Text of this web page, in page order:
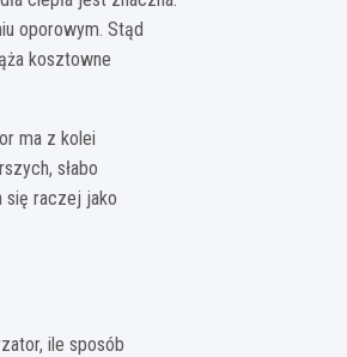
oporowym. Stąd
kosztowne
ma z kolei
słabo
się raczej jako
ile sposób